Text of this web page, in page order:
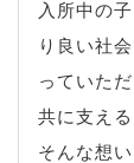
入所中の
り良い社
っていただ
共に支え
そんな想